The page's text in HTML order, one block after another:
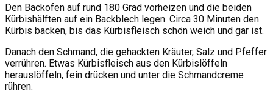
Den Backofen auf rund 180 Grad vorheizen und die beiden
Kürbishälften auf ein Backblech legen. Circa 30 Minuten den
Kürbis backen, bis das Kürbisfleisch schön weich und gar ist.
Danach den Schmand, die gehackten Kräuter, Salz und Pfeffer
verrühren. Etwas Kürbisfleisch aus den Kürbislöffeln
herauslöffeln, fein drücken und unter die Schmandcreme
rühren.